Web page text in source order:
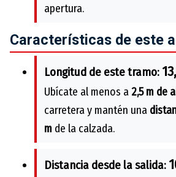
apertura.
Características de este
Longitud de este tramo:
Ubícate al menos a2,5 m de
carretera y mantén una
m de la calzada.
Distancia desde la salida: